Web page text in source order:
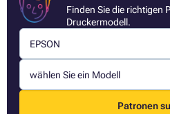
Finden Sie die richtigen
Druckermodell.
EPSON
wählen Sie ein Modell
Patronen